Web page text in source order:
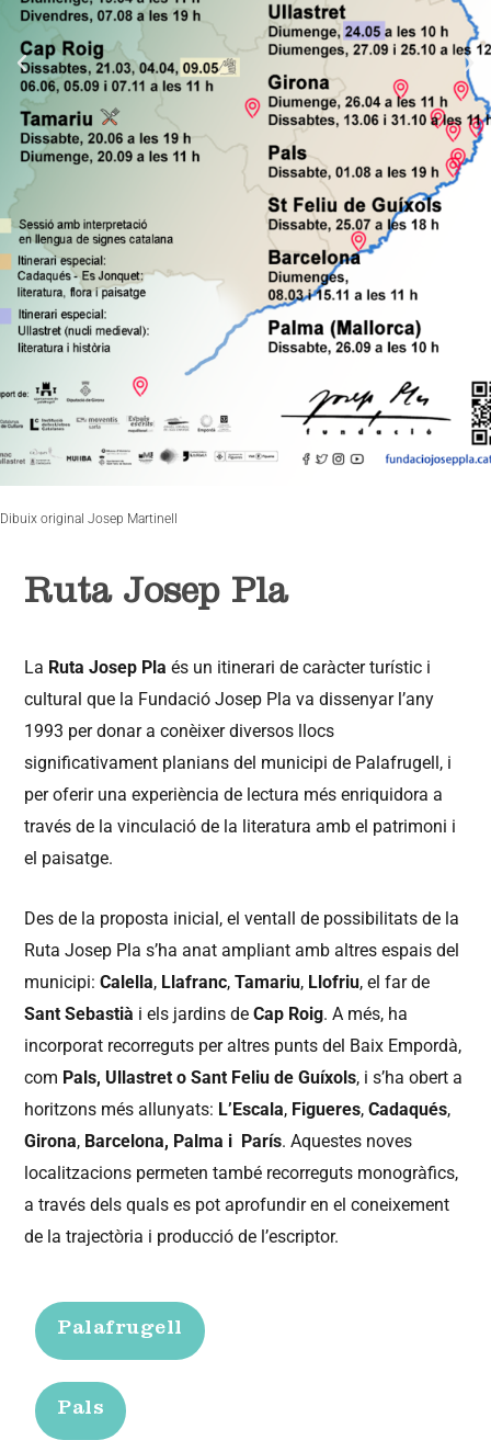
Dibuix original Josep Martinell
Ruta Josep Pla
La Ruta Josep Pla és un itinerari de caràcter turístic i
cultural que la Fundació Josep Pla va dissenyar l’any
1993 per donar a conèixer diversos llocs
significativament planians del municipi de Palafrugell, i
per oferir una experiència de lectura més enriquidora a
través de la vinculació de la literatura amb el patrimoni i
el paisatge.
Des de la proposta inicial, el ventall de possibilitats de la
Ruta Josep Pla s’ha anat ampliant amb altres espais del
municipi:Calella, Llafranc,Tamariu, Llofriu, el far de
Sant Sebastià i els jardins deCap Roig. A més, ha
incorporat recorreguts per altres punts del Baix Empordà,
com Pals, Ullastret o Sant Feliu de Guíxols, i s’ha obert a
horitzons més allunyats: L’Escala, Figueres,Cadaqués,
Girona, Barcelona, Palma i París. Aquestes noves
localitzacions permeten també recorreguts monogràfics,
a través dels quals es pot aprofundir en el coneixement
de la trajectòria i producció de l’escriptor.
Palafrugell
Pals